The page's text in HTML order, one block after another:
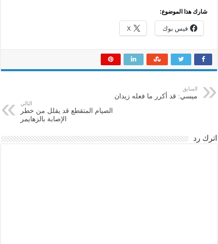
شارك هذا الموضوع:
فيس بوك X
السابق
ميسي: قد أكرر ما فعله زيدان
التالي
الصيام المتقطع قد يقلل من خطر
الإصابة بالزهايمر
اترك رد